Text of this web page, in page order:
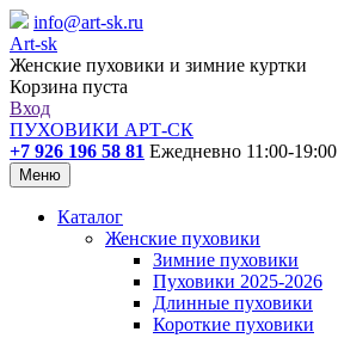
info@art-sk.ru
Art-sk
Женские пуховики и зимние куртки
Корзина пуста
Вход
ПУХОВИКИ АРТ-СК
+7 926 196 58 81 Ежедневно 11:00-19:00
Меню
Каталог
Женские пуховики
Зимние пуховики
Пуховики 2025-2026
Длинные пуховики
Короткие пуховики